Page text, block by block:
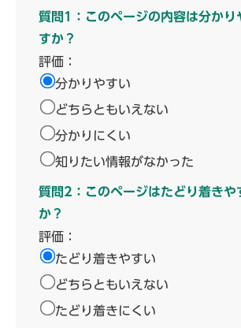
質問1：このページの内容は分かり
すか？
評価：
分かりやすい
どちらともいえない
分かりにくい
知りたい情報がなかった
質問2：このページはたどり着きや
か？
評価：
たどり着きやすい
どちらともいえない
たどり着きにくい